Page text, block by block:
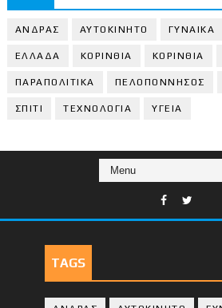
ΑΝΔΡΑΣ ΑΥΤΟΚΙΝΗΤΟ ΓΥΝΑΙΚΑ
ΕΛΛΑΔΑ ΚΟΡΙΝΘΙΑ ΚΟΡΙΝΘΙA
ΠΑΡΑΠΟΛΙΤΙΚΑ ΠΕΛΟΠΟΝΝΗΣΟΣ
ΣΠΙΤΙ ΤΕΧΝΟΛΟΓΙΑ ΥΓΕΙΑ
TAGS